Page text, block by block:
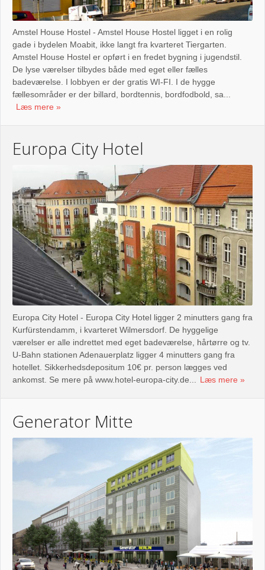
Amstel House Hostel - Amstel House Hostel ligget i en rolig
gade i bydelen Moabit, ikke langt fra kvarteret Tiergarten.
Amstel House Hostel er opført i en fredet bygning i jugendstil.
De lyse værelser tilbydes både med eget eller fælles
badeværelse. I lobbyen er der gratis WI-FI. I de hygge
fællesområder er der billard, bordtennis, bordfodbold, sa...
Læs mere
Europa City Hotel
Europa City Hotel - Europa City Hotel ligger 2 minutters gang fra
Kurfürstendamm, i kvarteret Wilmersdorf. De hyggelige
værelser er alle indrettet med eget badeværelse, hårtørre og tv.
U-Bahn stationen Adenauerplatz ligger 4 minutters gang fra
hotellet. Sikkerhedsdepositum 10€ pr. person lægges ved
ankomst. Se mere på www.hotel-europa-city.de...
Læs mere
Generator Mitte